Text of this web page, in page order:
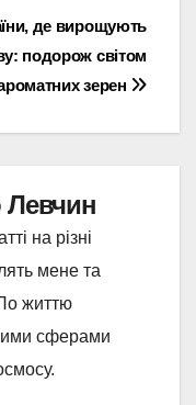
де вирощують
подорож світом
зерен
Левчин
на різні
мене та
життю
сферами